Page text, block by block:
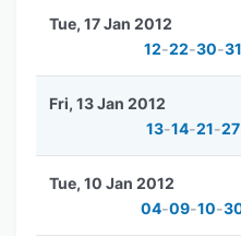
12-22-30-31
Tue, 17 Jan 2012
13-14-21-27
Fri, 13 Jan 2012
04-09-10-
Tue, 10 Jan 2012